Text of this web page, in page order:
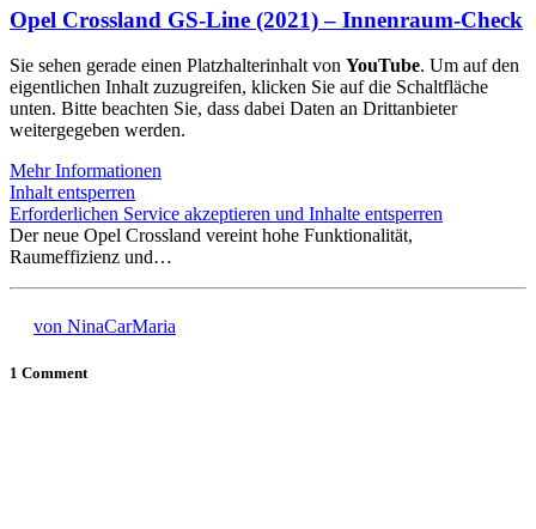
Opel Crossland GS-Line (2021) – Innenraum-Check
Sie sehen gerade einen Platzhalterinhalt von YouTube. Um auf den
eigentlichen Inhalt zuzugreifen, klicken Sie auf die Schaltfläche
unten. Bitte beachten Sie, dass dabei Daten an Drittanbieter
weitergegeben werden.
Mehr Informationen
Inhalt entsperren
Erforderlichen Service akzeptieren und Inhalte entsperren
Der neue Opel Crossland vereint hohe Funktionalität,
Raumeffizienz und…
von NinaCarMaria
1 Comment